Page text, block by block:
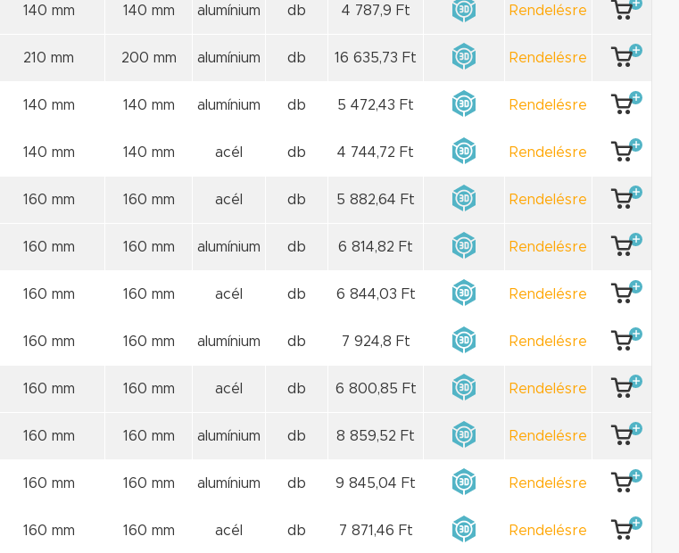
140 mm 140 mm alumínium db 4 787,9 Ft Rendelésre
210 mm 200 mm alumínium db 16 635,73 Ft Rendelésre
140 mm 140 mm alumínium db 5 472,43 Ft Rendelésre
140 mm 140 mm acél db 4 744,72 Ft Rendelésre
160 mm 160 mm acél db 5 882,64 Ft Rendelésre
160 mm 160 mm alumínium db 6 814,82 Ft Rendelésre
160 mm 160 mm acél db 6 844,03 Ft Rendelésre
160 mm 160 mm alumínium db 7 924,8 Ft Rendelésre
160 mm 160 mm acél db 6 800,85 Ft Rendelésre
160 mm 160 mm alumínium db 8 859,52 Ft Rendelésre
160 mm 160 mm alumínium db 9 845,04 Ft Rendelésre
160 mm 160 mm acél db 7 871,46 Ft Rendelésre